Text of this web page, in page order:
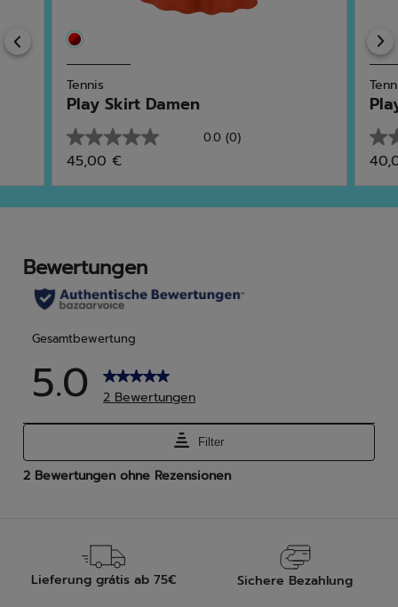
Previous
Tennis
Play Skirt Damen
0.0 (0)
0.0
von
5
Sternen.
45,00 €
0.0
von
5
Lieferung grátis ab 75€ Sichere Bezahlung